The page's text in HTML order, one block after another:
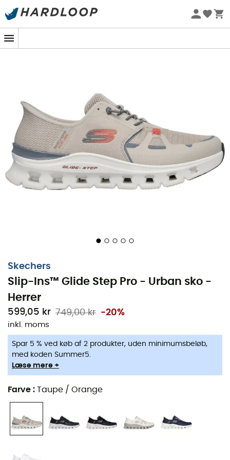
-5% Extra - Kode Summer5
Skechers
Slip-Ins™ Glide Step Pro - Urban sko -
Herrer
599,05 kr 749,00 kr -20%
inkl. moms
Spar 5 % ved køb af 2 produkter, uden minimumsbeløb,
med koden Summer5.
Læse mere +
Farve : Taupe / Orange
Oplev den ultimative komfort med
Glide Step Pro
ubesværet lethed, integrerer denne innovative sko den
eksklusive Heel Pillow™-teknologi for perfekt støtte.
Dens mesh-overdel, forstærket med termofusible